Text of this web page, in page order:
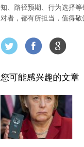
知、路径预期、行为选择等
对者，都有所担当，值得敬
您可能感兴趣的文章